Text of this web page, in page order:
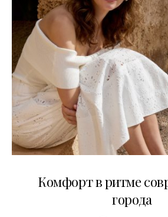
Комфорт в ритме
города